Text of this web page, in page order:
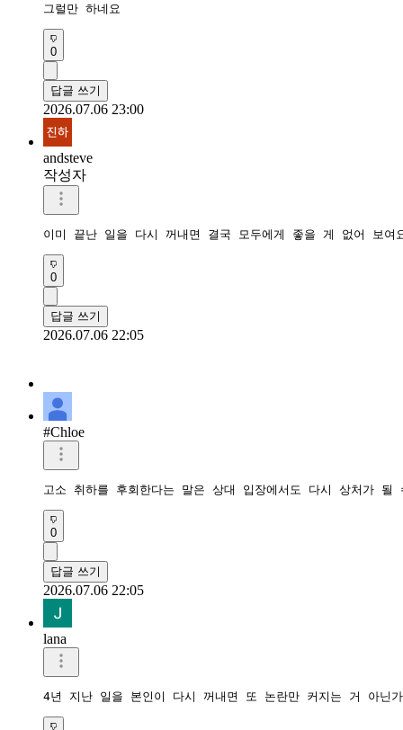
그럴만 하네요
0
답글 쓰기
2026.07.06 23:00
andsteve
작성자
이미 끝난 일을 다시 꺼내면 결국 모두에게 좋을 게 없어 보여
0
답글 쓰기
2026.07.06 22:05
#Chloe
고소 취하를 후회한다는 말은 상대 입장에서도 다시 상처가 될
0
답글 쓰기
2026.07.06 22:05
lana
4년 지난 일을 본인이 다시 꺼내면 또 논란만 커지는 거 아닌